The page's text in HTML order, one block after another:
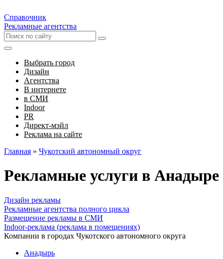
Справочник
Рекламные агентства
Выбрать город
Дизайн
Агентства
В интернете
в СМИ
Indoor
PR
Директ-мэйл
Реклама на сайте
Главная » Чукотский автономный округ
Рекламные услуги в Анадыре
Дизайн рекламы
Рекламные агентства полного цикла
Размещение рекламы в СМИ
Indoor-реклама (реклама в помещениях)
Компании в городах Чукотского автономного округа
Анадырь